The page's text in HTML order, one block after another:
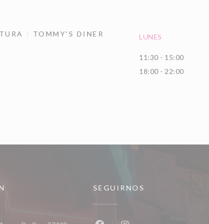
TOMMY'S DINER
LUNES
11:30 - 15:00
18:00 - 22:00
SEGUIRNOS